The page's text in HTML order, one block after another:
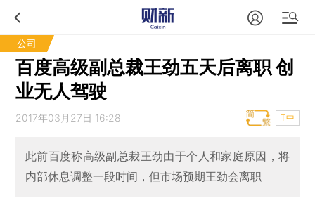
公司
百度高级副总裁王劲五天后离职 创
业无人驾驶
2017年03月27日 16:28 T中
此前百度称高级副总裁王劲由于个人和家庭原因，将
内部休息调整一段时间，但市场预期王劲会离职